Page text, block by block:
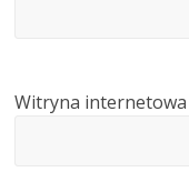
Witryna internetowa